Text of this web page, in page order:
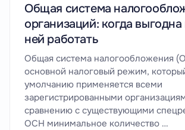
Общая система
организаций: когда выгодна
ней работать
Общая система налогообложения
основной налоговый режим,
умолчанию применяется всеми
зарегистрированными
сравнению с существующими
ОСН минимальное количество …